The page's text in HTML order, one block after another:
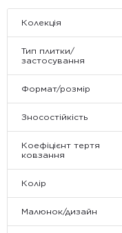
Колекція
Тип плитки/
застосування
Формат/розмір
Зносостійкість
Коефіцієнт тертя
ковзання
Колір
Малюнок/дизайн